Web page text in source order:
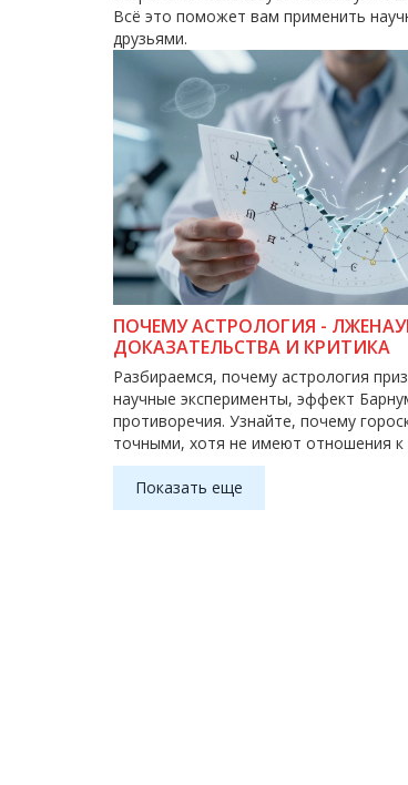
Всё это поможет вам применить
друзьями.
ПОЧЕМУ АСТРОЛОГИЯ -
ДОКАЗАТЕЛЬСТВА И КРИТИКА
Разбираемся, почему астрология
научные эксперименты, эффект
противоречия. Узнайте, почему
точными, хотя не имеют отношения к
Показать еще